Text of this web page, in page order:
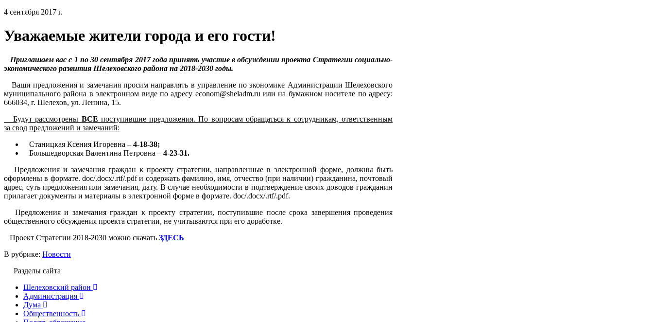
4 сентября 2017 г.
Уважаемые жители города и его гости!
Приглашаем вас с 1 по 30 сентября 2017 года принять участие в обсуждении проекта Стратегии социально-
экономического развития Шелеховского района на 2018-2030 годы.
Ваши предложения и замечания просим направлять в управление по экономике Администрации Шелеховского
муниципального района в электронном виде по адресу econom@sheladm.ru или на бумажном носителе по адресу:
666034, г. Шелехов, ул. Ленина, 15.
Будут рассмотрены ВСЕ поступившие предложения. По вопросам обращаться к сотрудникам, ответственным
за свод предложений и замечаний:
Станицкая Ксения Игоревна – 4-18-38;
Большедворская Валентина Петровна – 4-23-31.
Предложения и замечания граждан к проекту стратегии, направленные в электронной форме, должны быть
оформлены в формате. doc/.docx/.rtf/.pdf и содержать фамилию, имя, отчество (при наличии) гражданина, почтовый
адрес, суть предложения или замечания, дату. В случае необходимости в подтверждение своих доводов гражданин
прилагает документы и материалы в электронной форме в формате. doc/.docx/.rtf/.pdf.
Предложения и замечания граждан к проекту стратегии, поступившие после срока завершения проведения
общественного обсуждения проекта стратегии, не учитываются при его доработке.
Проект Стратегии 2018-2030 можно скачать ЗДЕСЬ
В рубрике: Новости
Разделы сайта
Шелеховский район
Администрация
Дума
Общественность